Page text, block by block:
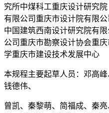
究所中煤科工重庆设计研究
有限公司重庆市设计院有限公
中国建筑西南设计研究院有
公司重庆市勘察设计协会重
学重庆市建设技术发展中心
本规程主要起草人员：邓高
钱德伟、
曾凯、秦黎萌、简福成、秦